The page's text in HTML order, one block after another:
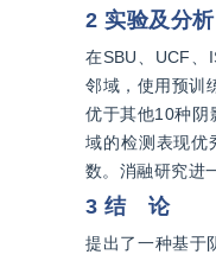
2 实验及分析
在SBU、UCF、
邻域，使用预训
优于其他10种阴
域的检测表现优
数。消融研究进
3 结 论
提出了一种基于